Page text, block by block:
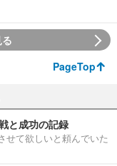
PageTop
と成功の記録
せて欲しいと頼んでいた